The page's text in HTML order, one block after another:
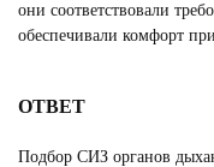
они соответствовали
обеспечивали комфорт
ОТВЕТ
Подбор СИЗ органов